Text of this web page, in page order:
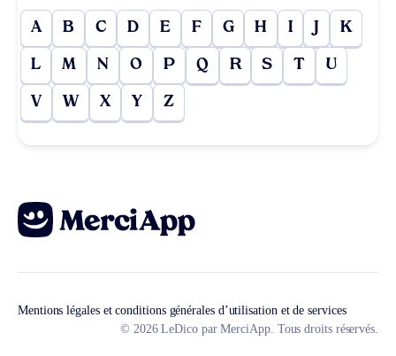
A B C D E F G H I J K
L M N O P Q R S T U
V W X Y Z
Mentions légales et conditions générales d’utilisation et de services
© 2026 LeDico par MerciApp. Tous droits réservés.